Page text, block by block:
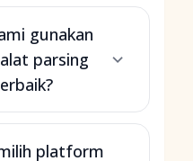
gunakan
parsing
platform